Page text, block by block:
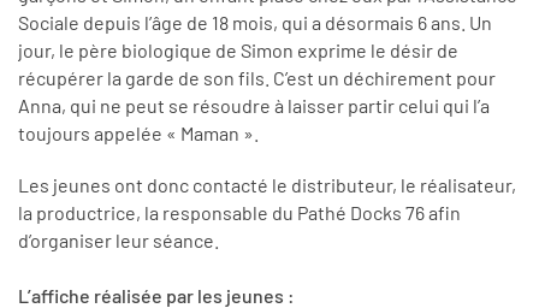
Sociale depuis l’âge de 18 mois, qui a désormais 6 ans. Un
jour, le père biologique de Simon exprime le désir de
récupérer la garde de son fils. C’est un déchirement pour
Anna, qui ne peut se résoudre à laisser partir celui qui l’a
toujours appelée « Maman ».
Les jeunes ont donc contacté le distributeur, le réalisateur,
la productrice, la responsable du Pathé Docks 76afin
d’organiser leur séance.
L’affiche réalisée par les jeunes :